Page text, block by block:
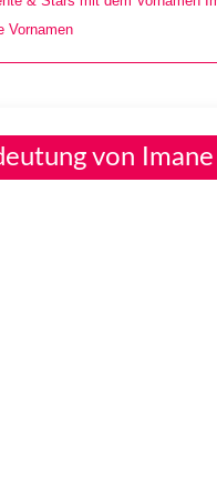
Vornamen
von Imane